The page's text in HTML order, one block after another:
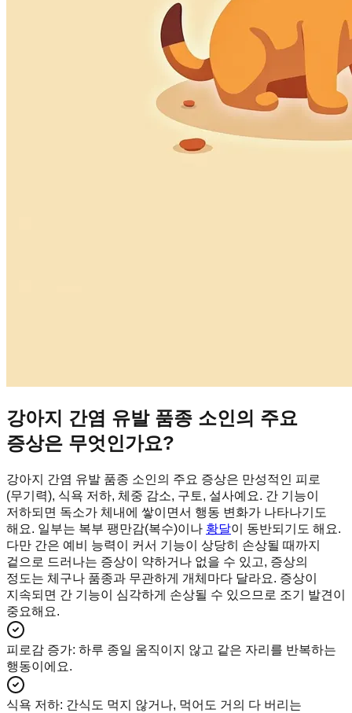
강아지 간염 유발 품종 소인의 주요
증상은 무엇인가요?
강아지 간염 유발 품종 소인의 주요 증상은 만성적인 피로
(무기력), 식욕 저하, 체중 감소, 구토, 설사예요. 간 기능이
저하되면 독소가 체내에 쌓이면서 행동 변화가 나타나기도
해요. 일부는 복부 팽만감(복수)이나 황달이 동반되기도 해요.
다만 간은 예비 능력이 커서 기능이 상당히 손상될 때까지
겉으로 드러나는 증상이 약하거나 없을 수 있고, 증상의
정도는 체구나 품종과 무관하게 개체마다 달라요. 증상이
지속되면 간 기능이 심각하게 손상될 수 있으므로 조기 발견이
중요해요.
피로감 증가: 하루 종일 움직이지 않고 같은 자리를 반복하는
행동이에요.
식욕 저하: 간식도 먹지 않거나, 먹어도 거의 다 버리는